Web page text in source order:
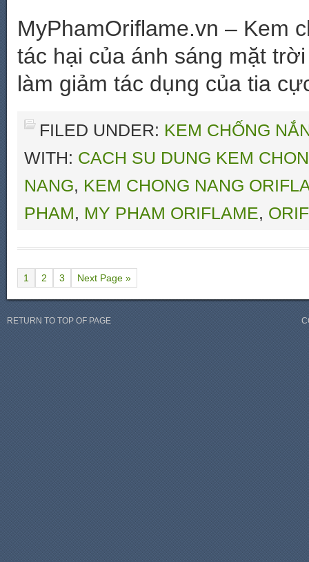
MyPhamOriflame.vn – Kem
tác hại của ánh sáng mặt
làm giảm tác dụng của tia
FILED UNDER: KEM CHỐNG
WITH: CACH SU DUNG KEM
NANG, KEM CHONG NANG
PHAM, MY PHAM ORIFLAME,
1 2 3 Next Page »
RETURN TO TOP OF PAGE